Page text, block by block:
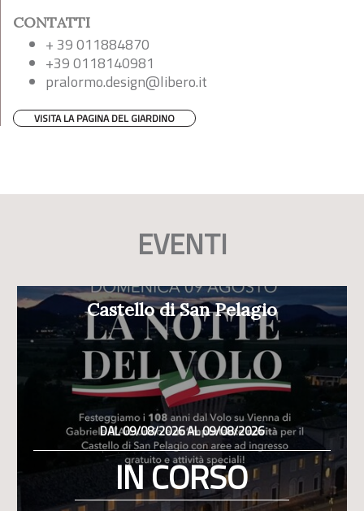
CONTATTI
+ 39 011884870
+39 0118140981
pralormo.design@libero.it
VISITA LA PAGINA DEL GIARDINO
EVENTI
Castello di San Pelagio
DAL 09/08/2026 AL 09/08/2026
IN CORSO